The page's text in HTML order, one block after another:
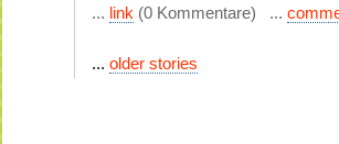
... link (0 Kommentare) ...
... older stories